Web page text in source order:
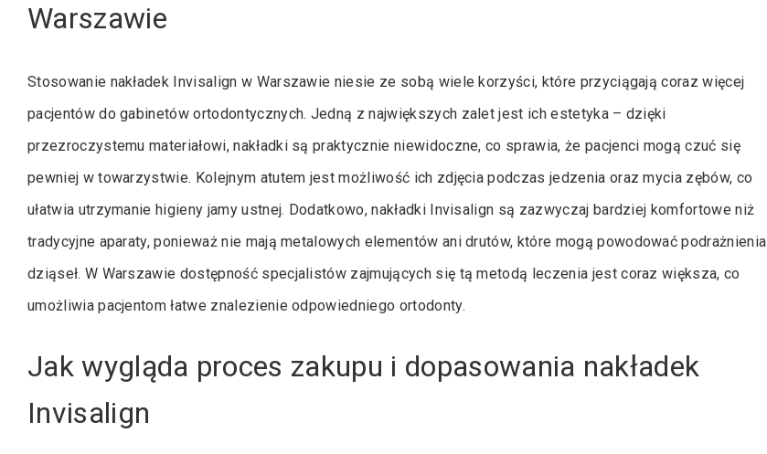
Warszawie
Stosowanie nakładek Invisalign w Warszawie niesie ze sobą wiele korzyści, które przyciągają coraz więcej
pacjentów do gabinetów ortodontycznych. Jedną z największych zalet jest ich estetyka – dzięki
przezroczystemu materiałowi, nakładki są praktycznie niewidoczne, co sprawia, że pacjenci mogą czuć się
pewniej w towarzystwie. Kolejnym atutem jest możliwość ich zdjęcia podczas jedzenia oraz mycia zębów, co
ułatwia utrzymanie higieny jamy ustnej. Dodatkowo, nakładki Invisalign są zazwyczaj bardziej komfortowe niż
tradycyjne aparaty, ponieważ nie mają metalowych elementów ani drutów, które mogą powodować podrażnienia
dziąseł. W Warszawie dostępność specjalistów zajmujących się tą metodą leczenia jest coraz większa, co
umożliwia pacjentom łatwe znalezienie odpowiedniego ortodonty.
Jak wygląda proces zakupu i dopasowania nakładek
Invisalign